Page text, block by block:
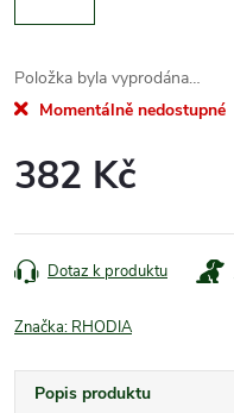
Položka byla vyprodána…
Momentálně nedostupné
382 Kč
cena:
Dotaz k produktu
Značka: RHODIA
Popis produktu